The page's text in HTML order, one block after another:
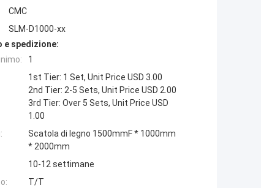
CMC
SLM-D1000-xx
e spedizione:
1
1st Tier: 1 Set, Unit Price USD 3.00
2nd Tier: 2-5 Sets, Unit Price USD 2.00
3rd Tier: Over 5 Sets, Unit Price USD
1.00
Scatola di legno 1500mmF * 1000mm
* 2000mm
10-12 settimane
T/T